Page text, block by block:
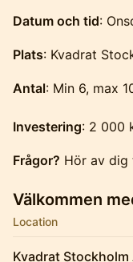
Datum och tid:
Plats: Kvadrat
Antal: Min 6, max
Investering: 2 000
Frågor? Hör av dig
Välkommen
Location
Kvadrat Stockholm